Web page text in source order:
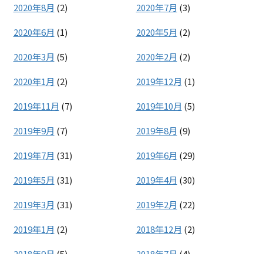
2020年8月 (2) 2020年7月 (3)
2020年6月 (1) 2020年5月 (2)
2020年3月 (5) 2020年2月 (2)
2020年1月 (2) 2019年12月 (1)
2019年11月 (7) 2019年10月 (5)
2019年9月 (7) 2019年8月 (9)
2019年7月 (31) 2019年6月 (29)
2019年5月 (31) 2019年4月 (30)
2019年3月 (31) 2019年2月 (22)
2019年1月 (2) 2018年12月 (2)